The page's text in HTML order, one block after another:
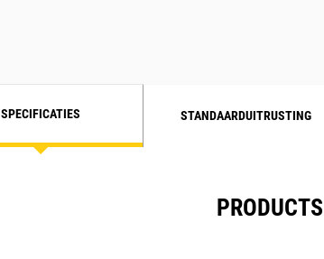
SPECIFICATIES STANDAARDUITRUSTING